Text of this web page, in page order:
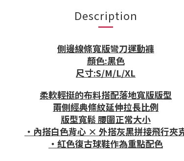
Description
側邊線條寬版彎刀運動褲
顏色:黑色
尺寸:S/M/L/XL
柔軟輕挺的布料搭配落地寬版版型
兩側經典條紋延伸拉長比例
版型寬鬆 腰圍正常大小
・內搭白色背心 × 外搭灰黑拼接飛行夾
・紅色復古球鞋作為重點配色